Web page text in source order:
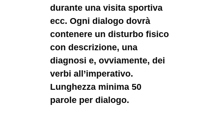
durante una visita sportiva
ecc. Ogni dialogo dovrà
contenere un disturbo fisico
con descrizione, una
diagnosi e, ovviamente, dei
verbi all’imperativo.
Lunghezza minima 50
parole per dialogo.